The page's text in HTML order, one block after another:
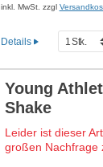
inkl. MwSt. zzgl
Details
Young
Shake
Leider ist dieser
großen Nachfrage